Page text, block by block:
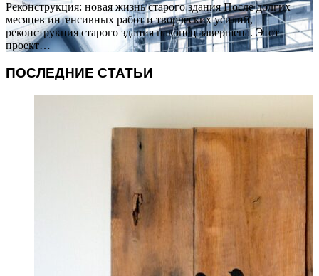
Реконструкция: новая жизнь старого здания После долгих
месяцев интенсивных работ и творческих усилий,
реконструкция старого здания наконец завершена. Этот
проект…
ПОСЛЕДНИЕ СТАТЬИ